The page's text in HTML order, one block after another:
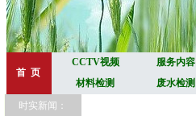
首 页
CCTV视频 服务内容
材料检测
废水检测
时实新闻：